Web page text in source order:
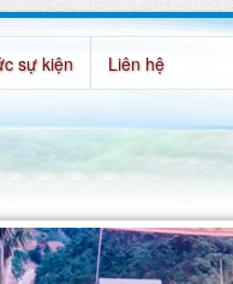
sự kiện Liên hệ